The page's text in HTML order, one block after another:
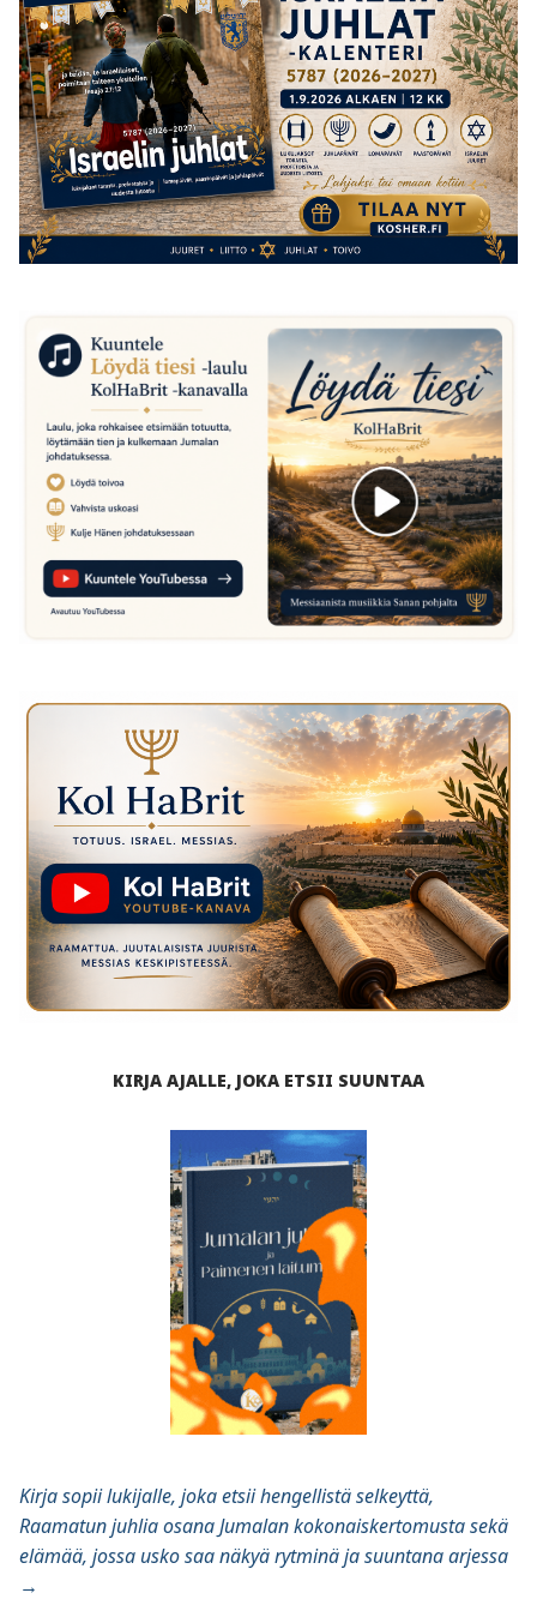
KIRJA AJALLE, JOKA ETSII SUUNTAA
Kirja sopii lukijalle, joka etsii hengellistä selkeyttä,
Raamatun juhlia osana Jumalan kokonaiskertomusta sekä
elämää, jossa usko saa näkyä rytminä ja suuntana arjessa
→